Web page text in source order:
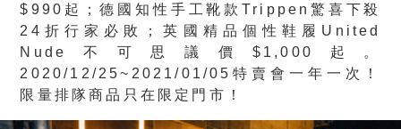
$990起；德國知性手工靴款Trippen驚喜下殺
24折行家必敗；英國精品個性鞋履United
Nude不可思議價$1,000起。
2020/12/25~2021/01/05特賣會一年一次！
限量排隊商品只在限定門市！